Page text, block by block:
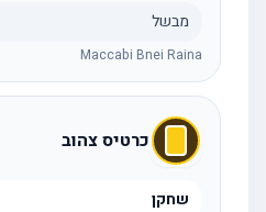
מבשל
Maccabi Bnei Raina
כרטיס צהוב
שחקן